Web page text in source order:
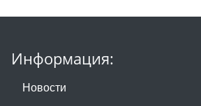
Информация:
Новости